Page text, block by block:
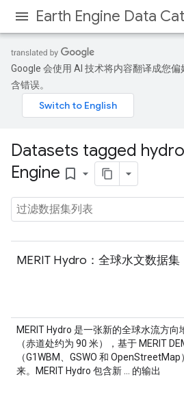
Earth Engine Data
Google 会使用 AI 技术将内容翻译成您
含错误。
Datasets tagged
Engine bookmark_border
MERIT Hydro：全球水文数据集
MERIT Hydro 是一张新的全球水流方
（赤道处约为 90 米），基于 MERIT
（G1WBM、GSWO 和
来。MERIT Hydro 包含新 … 的输出